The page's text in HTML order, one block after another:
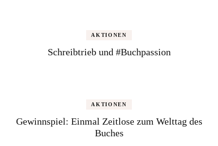
AKTIONEN
Schreibtrieb und #Buchpassion
AKTIONEN
Gewinnspiel: Einmal Zeitlose zum Welttag des
Buches